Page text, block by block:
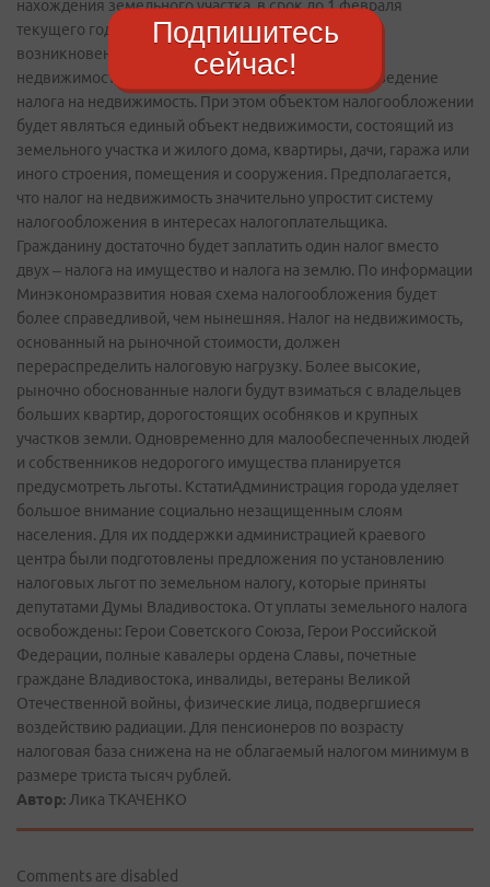
Автор: Лика ТКАЧЕНКО
Comments are disabled
Подпишитесь
сейчас!